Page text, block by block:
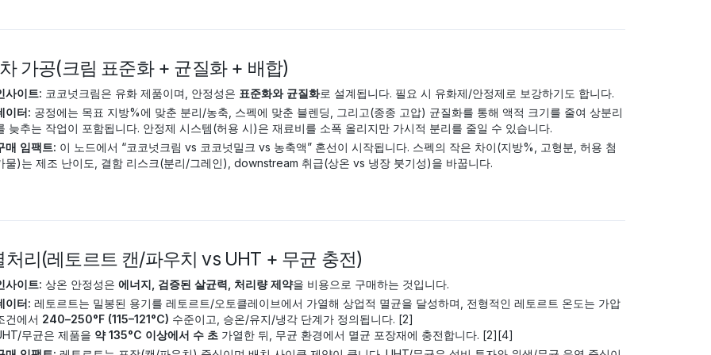
가공(크림 표준화 + 균질화 + 배합)
사이트: 코코넛크림은 유화 제품이며, 안정성은 표준화와 균질화로 설계됩니다. 필요 시 유화제/안정제로 보강하기도 합니다.
이터: 공정에는 목표 지방%에 맞춘 분리/농축, 스펙에 맞춘 블렌딩, 그리고(종종 고압) 균질화를 통해 액적 크기를 줄여 상분리
늦추는 작업이 포함됩니다. 안정제 시스템(허용 시)은 재료비를 소폭 올리지만 가시적 분리를 줄일 수 있습니다.
매 임팩트: 이 노드에서 “코코넛크림 vs 코코넛밀크 vs 농축액” 혼선이 시작됩니다. 스펙의 작은 차이(지방%, 고형분, 허용 첨
물)는 제조 난이도, 결함 리스크(분리/그레인), downstream 취급(상온 vs 냉장 붓기성)을 바꿉니다.
처리(레토르트 캔/파우치 vs UHT + 무균 충전)
사이트: 상온 안정성은 에너지, 검증된 살균력, 처리량 제약을 비용으로 구매하는 것입니다.
이터: 레토르트는 밀봉된 용기를 레토르트/오토클레이브에서 가열해 상업적 멸균을 달성하며, 전형적인 레토르트 온도는 가압
건에서 240–250°F (115–121°C) 수준이고, 승온/유지/냉각 단계가 정의됩니다. [2]
무균은 제품을 약 135°C 이상에서 수 초가열한 뒤, 무균 환경에서 멸균 포장재에 충전합니다. [2][4]